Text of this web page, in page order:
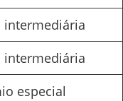
intermediária
intermediária
especial